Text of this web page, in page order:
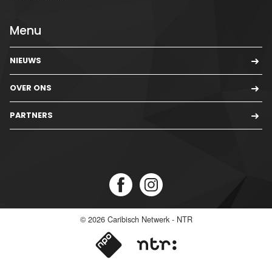
Menu
NIEUWS
OVER ONS
PARTNERS
© 2026 Caribisch Netwerk - NTR